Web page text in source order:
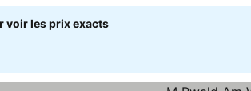
voir les prix exacts